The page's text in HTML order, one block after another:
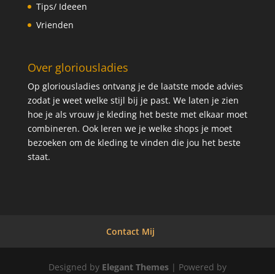
Tips/ Ideeen
Vrienden
Over gloriousladies
Op gloriousladies ontvang je de laatste mode advies
zodat je weet welke stijl bij je past. We laten je zien
hoe je als vrouw je kleding het beste met elkaar moet
combineren. Ook leren we je welke shops je moet
bezoeken om de kleding te vinden die jou het beste
staat.
Contact Mij
Designed by Elegant Themes| Powered by